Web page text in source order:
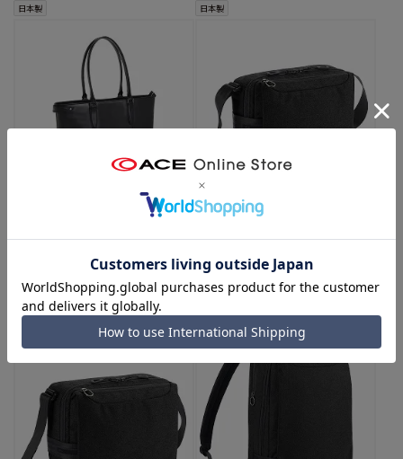
日本製 日本製
B4
ultima TOKYO／ウルティマ トー
（01：ブラック）
￥59,400
ace.／エース ホバーライト2 ショ
￥9,900 4.5